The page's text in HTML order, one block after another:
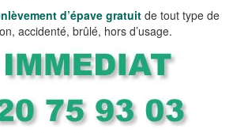
d’épave gratuit de tout type de
accidenté, brûlé, hors d’usage.